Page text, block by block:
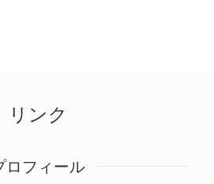
リンク
ロフィール